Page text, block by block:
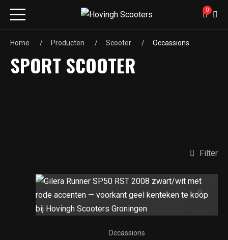
0
Home Producten Scooter Occassions
SPORT SCOOTER
Filter
Occassions